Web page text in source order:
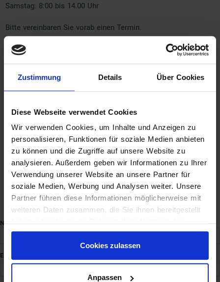
Zustimmung Details Über Cookies
Diese Webseite verwendet Cookies
Wir verwenden Cookies, um Inhalte und Anzeigen zu
personalisieren, Funktionen für soziale Medien anbieten
zu können und die Zugriffe auf unsere Website zu
analysieren. Außerdem geben wir Informationen zu Ihrer
Verwendung unserer Website an unsere Partner für
soziale Medien, Werbung und Analysen weiter. Unsere
Partner führen diese Informationen möglicherweise mit
weiteren Daten zusammen, die Sie ihnen bereitgestellt
Dienste gesammelt haben. Sie geben Einwilligung zu
unseren Cookies, wenn Sie unsere Webseite weiterhin
nutzen.
Cookies zulassen
Anpassen
Samstag: 8:00 bis 14.00 Uhr
Bitte vereinbaren Sie vorab einen Termin.
Name:
E-Mail: